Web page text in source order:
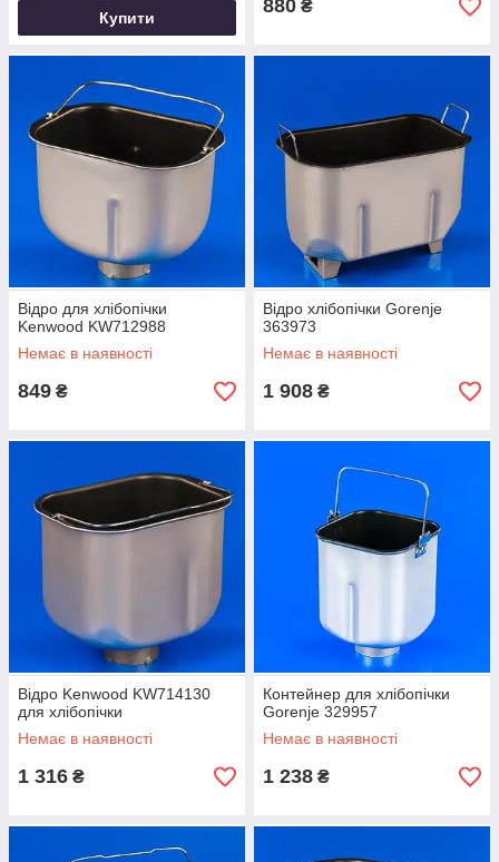
Купити
880 ₴
Відро для хлібопічки
Kenwood KW712988
Немає в наявності
849 ₴
Відро хлібопічки Gorenje
363973
Немає в наявності
1 908 ₴
Відро Kenwood KW714130
для хлібопічки
Немає в наявності
1 316 ₴
Контейнер для хлібопічки
Gorenje 329957
Немає в наявності
1 238 ₴